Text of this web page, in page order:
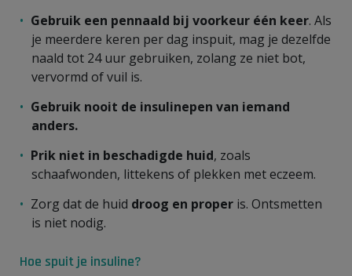
Gebruik een pennaald bij voorkeur één keer. Als
je meerdere keren per dag inspuit, mag je dezelfde
naald tot 24 uur gebruiken, zolang ze niet bot,
vervormd of vuil is.
Gebruik nooit de insulinepen van iemand
anders.
Prik niet in beschadigde huid, zoals
schaafwonden, littekens of plekken met eczeem.
Zorg dat de huid droog en proper is. Ontsmetten
is niet nodig.
Hoe spuit je insuline?